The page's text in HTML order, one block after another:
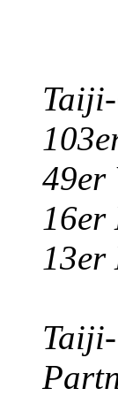
49er
16er
13er